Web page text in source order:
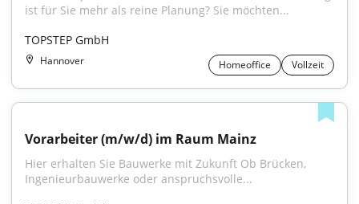
ist für Sie mehr als reine Planung? Sie möchten...
TOPSTEP GmbH
Hannover Homeoffice Vollzeit
Vorarbeiter (m/w/d) im Raum Mainz
Hier erhalten Sie Bauwerke mit Zukunft Ob Brücken,
Ingenieurbauwerke oder anspruchsvolle...